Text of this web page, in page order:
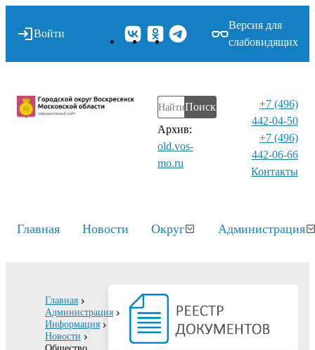
Войти
Версия для
слабовидящих
Поиск
Архив:
old.vos-
mo.ru
+7 (496)
442-04-50
+7 (496)
442-06-66
Контакты⁠
Главная Новости Округ Администрация
Главная
Администрация
Информация
Новости